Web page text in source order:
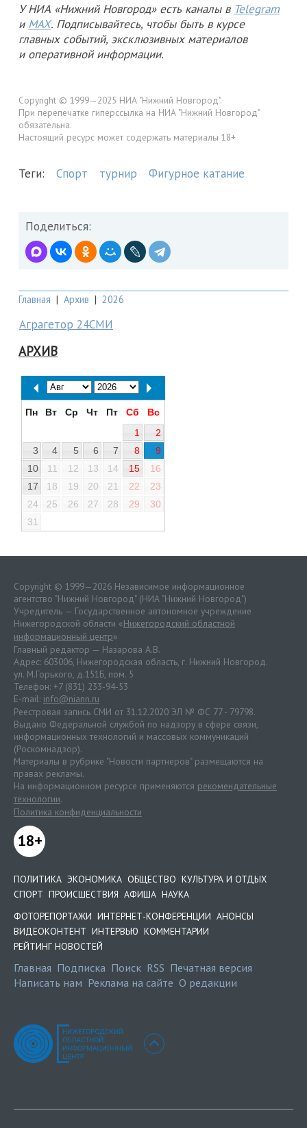
У НИА «Нижний Новгород» есть каналы в Telegram
и MAX. Подписывайтесь, чтобы быть в курсе
главных событий, эксклюзивных материалов
и оперативной информации.
Copyright © 1999—2025 НИА "Нижний Новгород".
При перепечатке гиперссылка на НИА "Нижний Новгород"
обязательна.
Настоящий ресурс может содержать материалы 18+
Теги: Спорт турнир Фигурное катание
Поделиться:
Главная | Архив | 2026
Аграгетор 24СМИ
АРХИВ
Пн Вт Ср Чт Пт Сб
Вс
1
2
3
4 5 6 7 8
9
10
11 12 13 14 15
16
17
18 19 20 21 22
23
24
25 26 27 28 29
30
31
Copyright © 1999—2026 Независимое информационное
агентство "Нижний Новгород" (НИА "Нижний Новгород")
Учредитель — Государственное автономное учреждение
Нижегородской области «Нижегородский областной
информационный центр»
Главный редактор — Назарова А.В.
Адрес: 603006, Нижегородская область, г. Нижний Новгород.
ул. М.Горького, д.151Б, пом. 5
Телефон: +7 (831) 233-94-53
E-mail: info@niann.ru
Реестровая запись СМИ от 31.12.2020 ЭЛ № ФС 77 - 79798.
Выдано Федеральной службой по надзору в сфере связи,
информационных технологий и массовых коммуникаций
(Роскомнадзор).
Материалы в рубрике "Новости партнеров" размещаются на
правах рекламы.
На информационном ресурсе применяются рекомендательные
технологии.
Политика конфиденциальности
18+
ПОЛИТИКА ЭКОНОМИКА ОБЩЕСТВО КУЛЬТУРА И ОТДЫХ
СПОРТ ПРОИСШЕСТВИЯ АФИША НАУКА
ФОТОРЕПОРТАЖИ ИНТЕРНЕТ-КОНФЕРЕНЦИИ АНОНСЫ
ВИДЕОКОНТЕНТ ИНТЕРВЬЮ КОММЕНТАРИИ
РЕЙТИНГ НОВОСТЕЙ
Главная Подписка Поиск RSS Печатная версия
Написать нам Реклама на сайте О редакции